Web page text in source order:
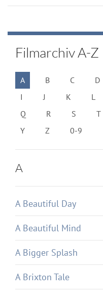
Filmarchiv A-Z
A B C D
I
J K L
Q
R S T
Y
Z 0-9
A
A Beautiful Day
A Beautiful Mind
A Bigger Splash
A Brixton Tale